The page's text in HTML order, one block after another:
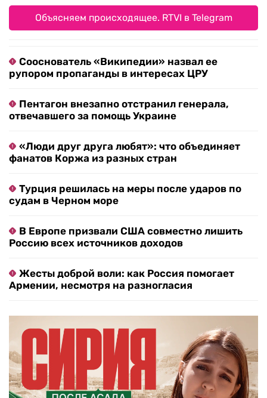
Объясняем происходящее. RTVI в Telegram
Сооснователь «Википедии» назвал ее
рупором пропаганды в интересах ЦРУ
Пентагон внезапно отстранил генерала,
отвечавшего за помощь Украине
«Люди друг друга любят»: что объединяет
фанатов Коржа из разных стран
Турция решилась на меры после ударов по
судам в Черном море
В Европе призвали США совместно лишить
Россию всех источников доходов
Жесты доброй воли: как Россия помогает
Армении, несмотря на разногласия